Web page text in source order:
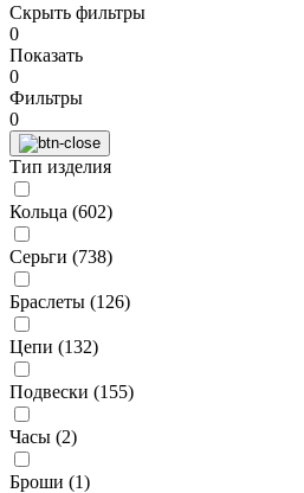
Скрыть фильтры
0
Показать
0
Фильтры
0
Тип изделия
Кольца (602)
Серьги (738)
Браслеты (126)
Цепи (132)
Подвески (155)
Часы (2)
Броши (1)